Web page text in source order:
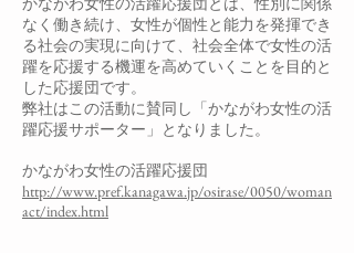
なく働き続け、女性が個性と能力を発揮でき
る社会の実現に向けて、社会全体で女性の活
躍を応援する機運を高めていくことを目的と
した応援団です。
弊社はこの活動に賛同し「かながわ女性の活
躍応援サポーター」となりました。
かながわ女性の活躍応援団
http://www.pref.kanagawa.jp/osirase/0050/woman
act/index.html